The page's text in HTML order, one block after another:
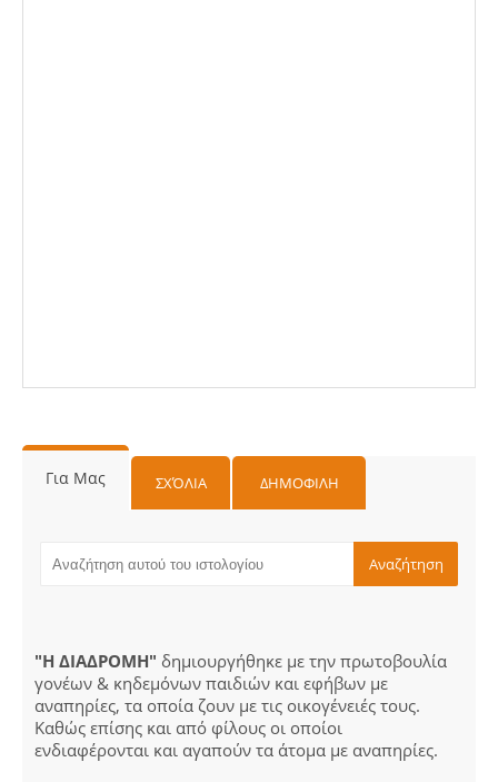
Για Μας ΣΧΌΛΙΑ ΔΗΜΟΦΙΛΗ
"Η ΔΙΑΔΡΟΜΗ" δημιουργήθηκε με την πρωτοβουλία
γονέων & κηδεμόνων παιδιών και εφήβων με
αναπηρίες, τα οποία ζουν με τις οικογένειές τους.
Καθώς επίσης και από φίλους οι οποίοι
ενδιαφέρονται και αγαπούν τα άτομα με αναπηρίες.